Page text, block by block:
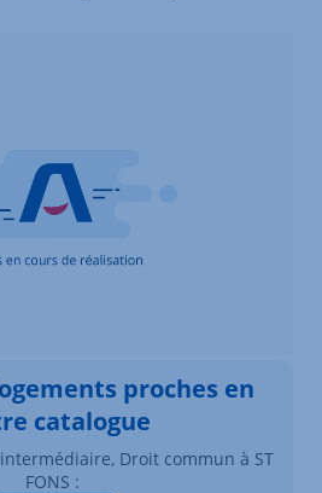
proches en
catalogue
Droit commun à ST
FONS :